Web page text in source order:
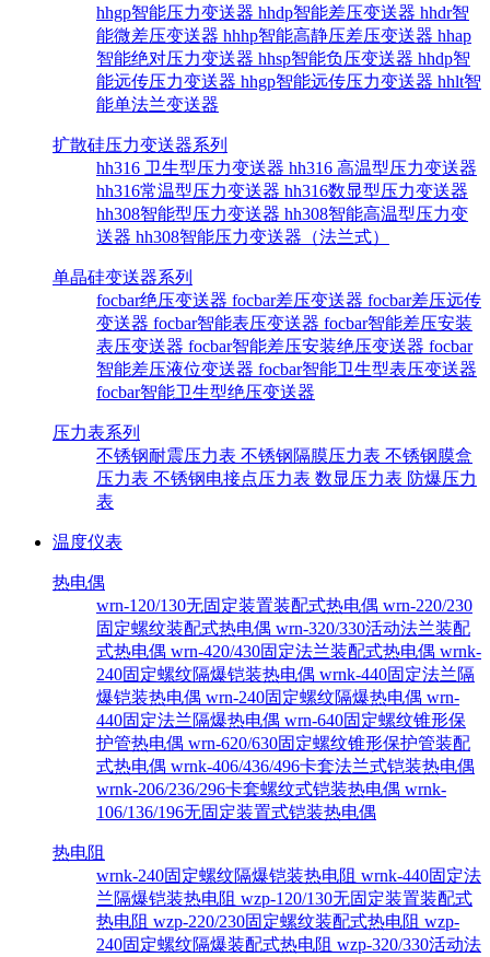
hhgp智能压力变送器 hhdp智能差压变送器 hhdr智
能微差压变送器 hhhp智能高静压差压变送器 hhap
智能绝对压力变送器 hhsp智能负压变送器 hhdp智
能远传压力变送器 hhgp智能远传压力变送器 hhlt智
能单法兰变送器
扩散硅压力变送器系列
hh316 卫生型压力变送器 hh316 高温型压力变送器
hh316常温型压力变送器 hh316数显型压力变送器
hh308智能型压力变送器 hh308智能高温型压力变
送器 hh308智能压力变送器（法兰式）
单晶硅变送器系列
focbar绝压变送器 focbar差压变送器 focbar差压远传
变送器 focbar智能表压变送器 focbar智能差压安装
表压变送器 focbar智能差压安装绝压变送器 focbar
智能差压液位变送器 focbar智能卫生型表压变送器
focbar智能卫生型绝压变送器
压力表系列
不锈钢耐震压力表 不锈钢隔膜压力表 不锈钢膜盒
压力表 不锈钢电接点压力表 数显压力表 防爆压力
表
温度仪表
热电偶
wrn-120/130无固定装置装配式热电偶 wrn-220/230
固定螺纹装配式热电偶 wrn-320/330活动法兰装配
式热电偶 wrn-420/430固定法兰装配式热电偶 wrnk-
240固定螺纹隔爆铠装热电偶 wrnk-440固定法兰隔
爆铠装热电偶 wrn-240固定螺纹隔爆热电偶 wrn-
440固定法兰隔爆热电偶 wrn-640固定螺纹锥形保
护管热电偶 wrn-620/630固定螺纹锥形保护管装配
式热电偶 wrnk-406/436/496卡套法兰式铠装热电偶
wrnk-206/236/296卡套螺纹式铠装热电偶 wrnk-
106/136/196无固定装置式铠装热电偶
热电阻
wrnk-240固定螺纹隔爆铠装热电阻 wrnk-440固定法
兰隔爆铠装热电阻 wzp-120/130无固定装置装配式
热电阻 wzp-220/230固定螺纹装配式热电阻 wzp-
240固定螺纹隔爆装配式热电阻 wzp-320/330活动法